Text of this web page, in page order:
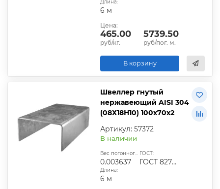
Длина:
6 м
Цена:
465.00
руб/кг.
5739.50
руб/пог. м.
В корзину
Швеллер гнутый
нержавеющий AISI 304
(08Х18Н10) 100х70х2
Артикул: 57372
В наличии
Вес погонного метра, т.:
0.003637
ГОСТ:
ГОСТ 8278-83
Длина:
6 м